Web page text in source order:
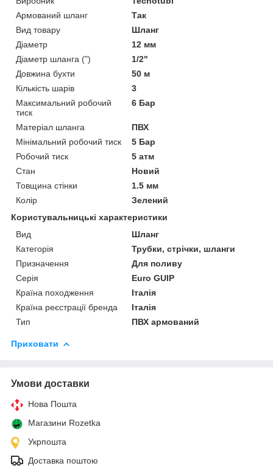
Армований шланг
Так
Вид товару
Шланг
Діаметр
12 мм
Діаметр шланга (")
1/2"
Довжина бухти
50 м
Кількість шарів
3
Максимальний робочий
тиск
6 Бар
Матеріал шланга
ПВХ
Мінімальний робочий тиск
5 Бар
Робочий тиск
5 атм
Стан
Новий
Товщина стінки
1.5 мм
Колір
Зелений
Користувальницькі характеристики
Вид
Шланг
Категорія
Трубки, стрічки, шланги
Призначення
Для поливу
Серія
Euro GUIP
Країна походження
Італія
Країна реєстрації бренда
Італія
Тип
ПВХ армований
Приховати
Умови доставки
Нова Пошта
Магазини Rozetka
Укрпошта
Доставка поштою